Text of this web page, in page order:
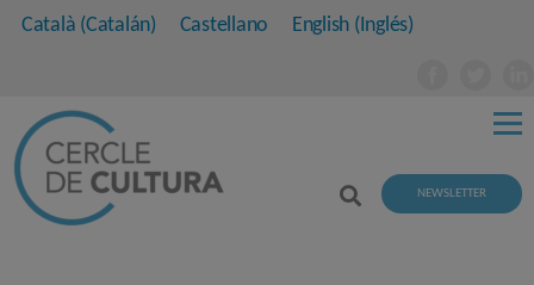
Català (Catalán) Castellano English (Inglés)
NEWSLETTER